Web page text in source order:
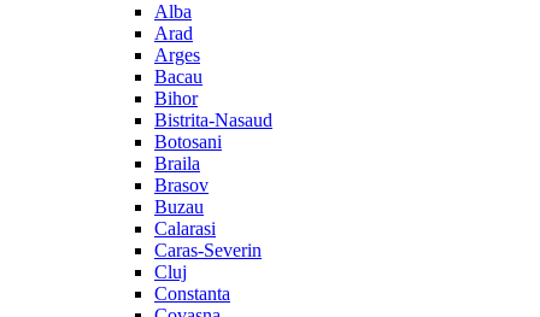
Alba
Arad
Arges
Bacau
Bihor
Bistrita-Nasaud
Botosani
Braila
Brasov
Buzau
Calarasi
Caras-Severin
Cluj
Constanta